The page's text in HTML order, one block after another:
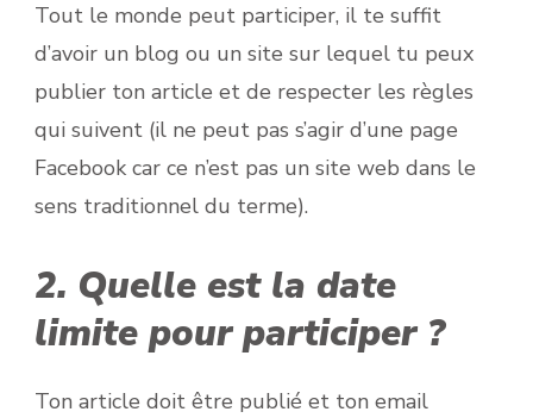
Tout le monde peut participer, il te suffit
d’avoir un blog ou un site sur lequel tu peux
publier ton article et de respecter les règles
qui suivent (il ne peut pas s’agir d’une page
Facebook car ce n’est pas un site web dans le
sens traditionnel du terme).
2. Quelle est la date
limite pour participer ?
Ton article doit être publié et ton email